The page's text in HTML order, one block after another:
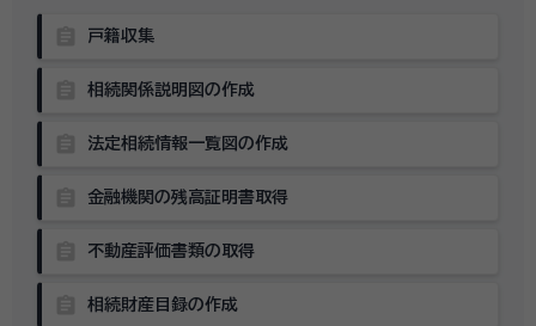
戸籍収集
相続関係説明図の作成
法定相続情報一覧図の作成
金融機関の残高証明書取得
不動産評価書類の取得
相続財産目録の作成